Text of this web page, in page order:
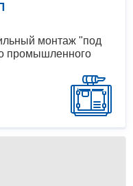
монтаж "под
промышленного